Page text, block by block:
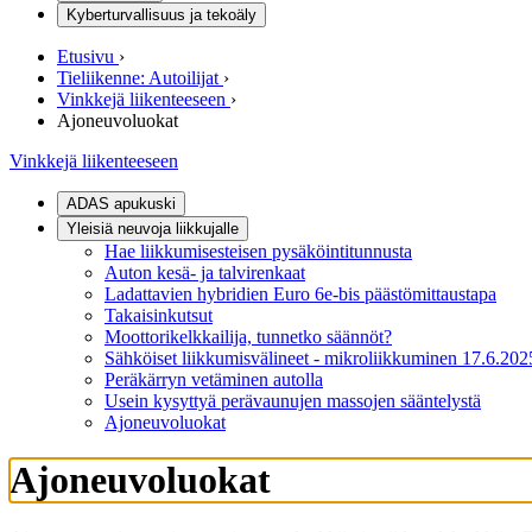
Kyberturvallisuus ja tekoäly
Etusivu ›
Tieliikenne: Autoilijat ›
Vinkkejä liikenteeseen ›
Ajoneuvoluokat
Vinkkejä liikenteeseen
ADAS apukuski
Yleisiä neuvoja liikkujalle
Hae liikkumisesteisen pysäköintitunnusta
Auton kesä- ja talvirenkaat
Ladattavien hybridien Euro 6e-bis päästömittaustapa
Takaisinkutsut
Moottorikelkkailija, tunnetko säännöt?
Sähköiset liikkumisvälineet - mikroliikkuminen
Peräkärryn vetäminen autolla
Usein kysyttyä perävaunujen massojen sääntelystä
Ajoneuvoluokat
Ajoneuvoluokat